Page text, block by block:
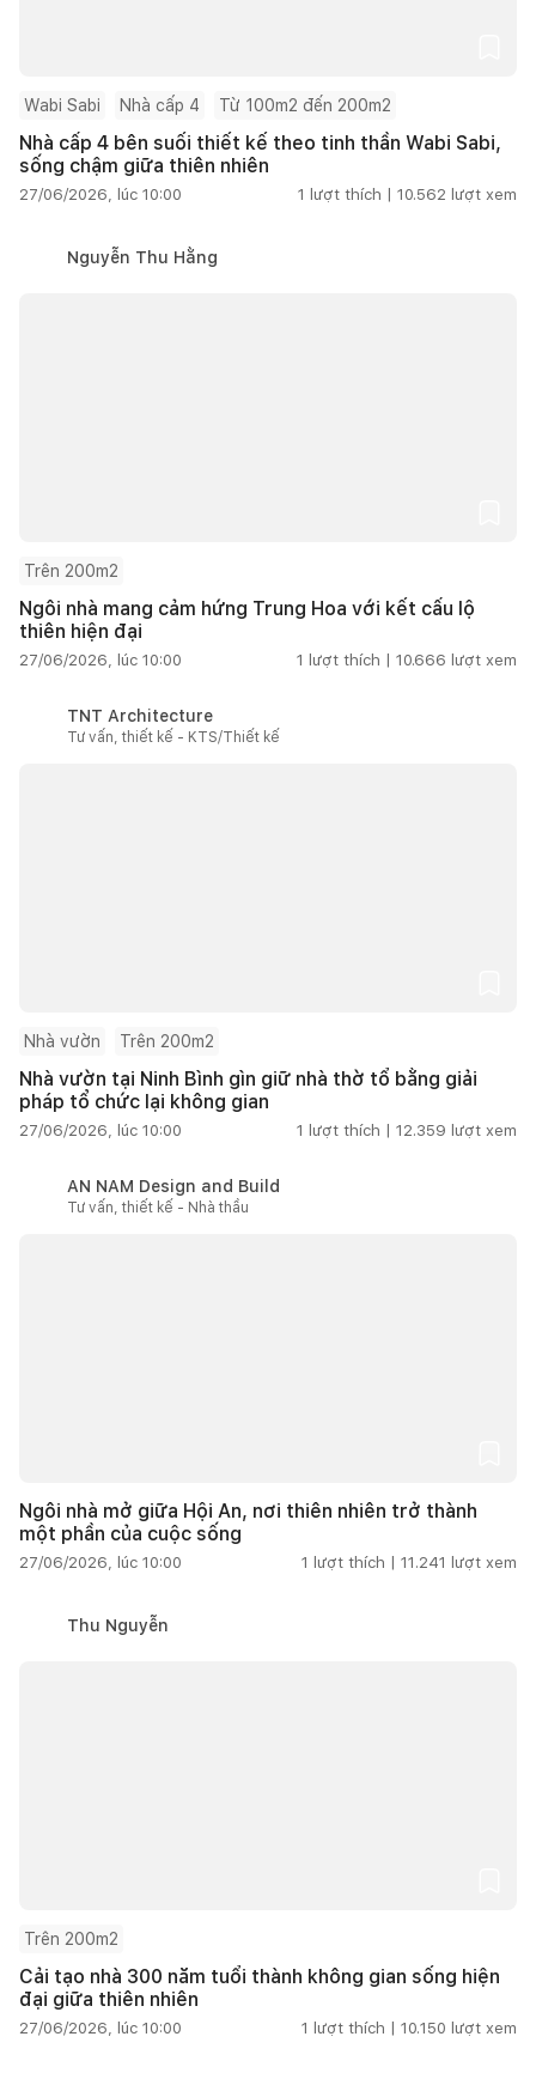
Wabi Sabi Nhà cấp 4 Từ 100m2 đến 200m2
Nhà cấp 4 bên suối thiết kế theo tinh thần Wabi Sabi,
sống chậm giữa thiên nhiên
27/06/2026, lúc 10:00 1 lượt thích | 10.562 lượt xem
Nguyễn Thu Hằng
Trên 200m2
Ngôi nhà mang cảm hứng Trung Hoa với kết cấu lộ
thiên hiện đại
27/06/2026, lúc 10:00 1 lượt thích | 10.666 lượt xem
TNT Architecture
Tư vấn, thiết kế - KTS/Thiết kế
Nhà vườn Trên 200m2
Nhà vườn tại Ninh Bình gìn giữ nhà thờ tổ bằng giải
pháp tổ chức lại không gian
27/06/2026, lúc 10:00 1 lượt thích | 12.359 lượt xem
AN NAM Design and Build
Tư vấn, thiết kế - Nhà thầu
Ngôi nhà mở giữa Hội An, nơi thiên nhiên trở thành
một phần của cuộc sống
27/06/2026, lúc 10:00 1 lượt thích | 11.241 lượt xem
Thu Nguyễn
Trên 200m2
Cải tạo nhà 300 năm tuổi thành không gian sống hiện
đại giữa thiên nhiên
27/06/2026, lúc 10:00 1 lượt thích | 10.150 lượt xem